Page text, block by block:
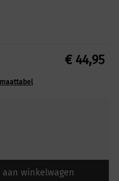
€44,95
maattabel
aan winkelwagen